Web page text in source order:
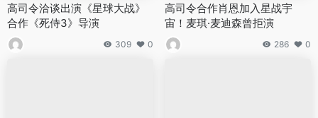
高司令洽谈出演《星球大战》
合作《死侍3》导演
309 0
高司令合作肖恩加入星战宇
宙！麦琪·麦迪森曾拒演
286 0